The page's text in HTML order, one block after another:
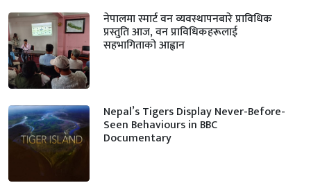
नेपालमा स्मार्ट वन व्यवस्थापनबारे प्राविधिक
प्रस्तुति आज, वन प्राविधिकहरूलाई
सहभागिताको आह्वान
Nepal’s Tigers Display Never-Before-
Seen Behaviours in BBC
Documentary